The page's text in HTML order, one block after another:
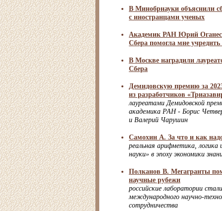
В Минобрнауки объяснили
с иностранцами ученых
Академик РАН Юрий
Сбера помогла мне
В Москве наградили
Сбера
Демидовскую премию за
из разработчиков
лауреатами Демидовской
академика РАН - Борис
и Валерий Чарушин
Самохин А. За что и как
реальная арифметика,
науки» в эпоху экономики
Полканов В. Мегагранты
научные рубежи
российские лаборатории
международного научно-
сотрудничества